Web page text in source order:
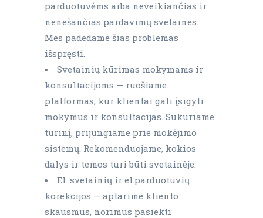
parduotuvėms arba neveikiančias ir
nenešančias pardavimų svetaines.
Mes padedame šias problemas
išspręsti.
Svetainių kūrimas mokymams ir
konsultacijoms — ruošiame
platformas, kur klientai gali įsigyti
mokymus ir konsultacijas. Sukuriame
turinį, prijungiame prie mokėjimo
sistemų. Rekomenduojame, kokios
dalys ir temos turi būti svetainėje.
El. svetainių ir el.parduotuvių
korekcijos — aptarime kliento
skausmus, norimus pasiekti